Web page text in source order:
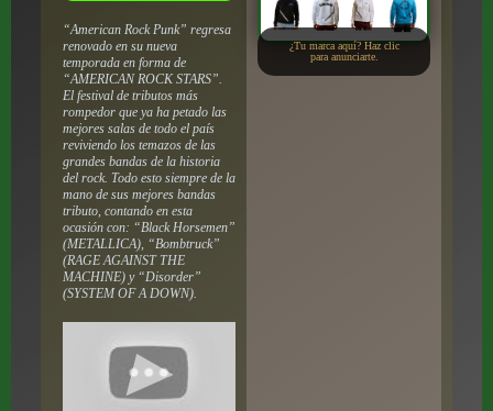
“American Rock Punk” regresa
renovado en su nueva
temporada en forma de
“AMERICAN ROCK STARS”.
El festival de tributos más
rompedor que ya ha petado las
mejores salas de todo el país
reviviendo los temazos de las
grandes bandas de la historia
del rock. Todo esto siempre de la
mano de sus mejores bandas
tributo, contando en esta
ocasión con: “Black Horsemen”
(METALLICA), “Bombtruck”
(RAGE AGAINST THE
MACHINE) y “Disorder”
(SYSTEM OF A DOWN).
¿Tu marca aquí? Haz clic
para anunciarte.